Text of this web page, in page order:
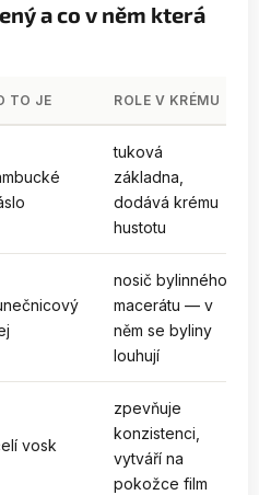
a co v něm která
TO JE ROLE V KRÉMU
tuková
základna,
dodává krému
hustotu
nosič bylinného
macerátu — v
něm se byliny
louhují
vosk
zpevňuje
konzistenci,
vytváří na
pokožce film